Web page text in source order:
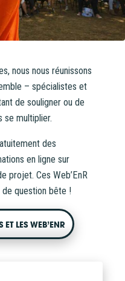
nous nous réunissons
– spécialistes et
de souligner ou de
se multiplier.
des
en ligne sur
projet. Ces Web’EnR
de question bête !
LES WEB’ENR